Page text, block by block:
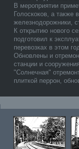
В мероприятии
Голоскоков, а также
железнодорожники,
К открытию нового
подготовил к
перевозках в этом
Обновлены и
станции и
"Солнечная"
плиткой перрон,